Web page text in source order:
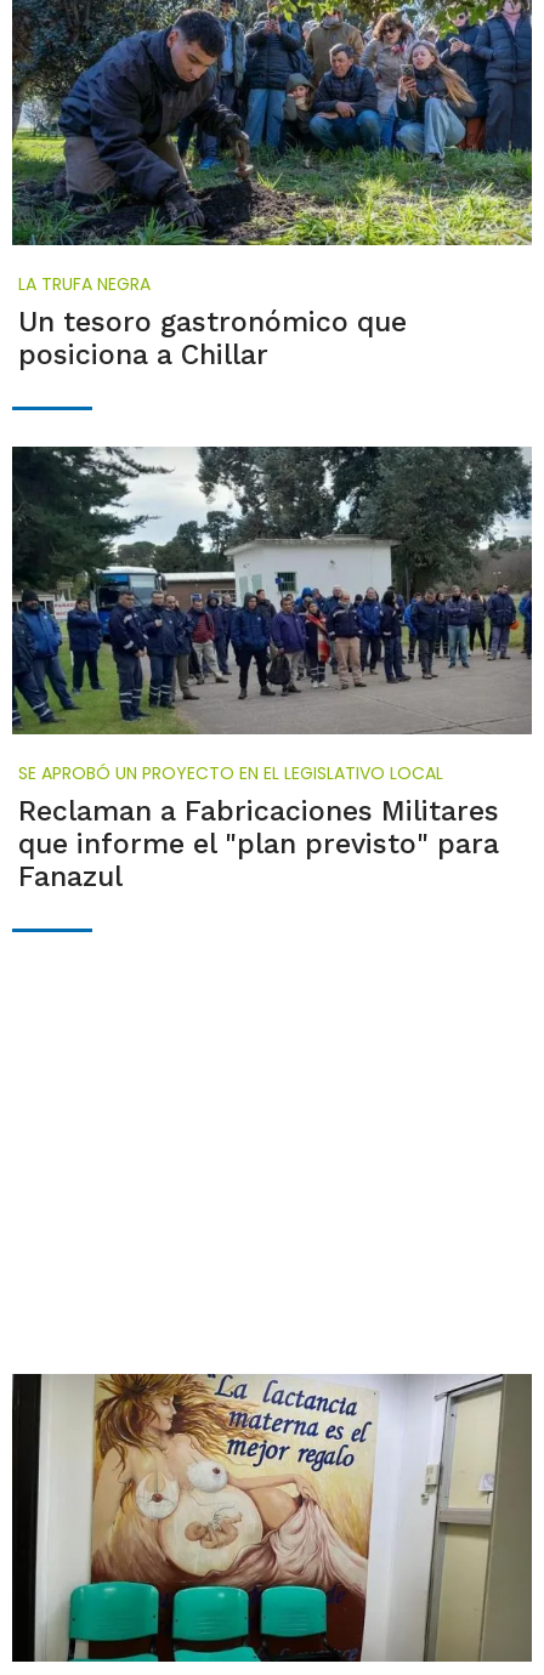
LA TRUFA NEGRA
Un tesoro gastronómico que
posiciona a Chillar
SE APROBÓ UN PROYECTO EN EL LEGISLATIVO LOCAL
Reclaman a Fabricaciones Militares
que informe el "plan previsto" para
Fanazul